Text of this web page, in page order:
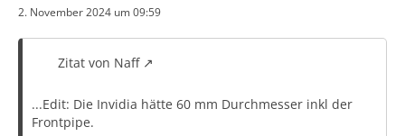
2. November 2024 um 09:59
Zitat von Naff
...Edit: Die Invidia hätte 60 mm Durchmesser inkl der
Frontpipe.